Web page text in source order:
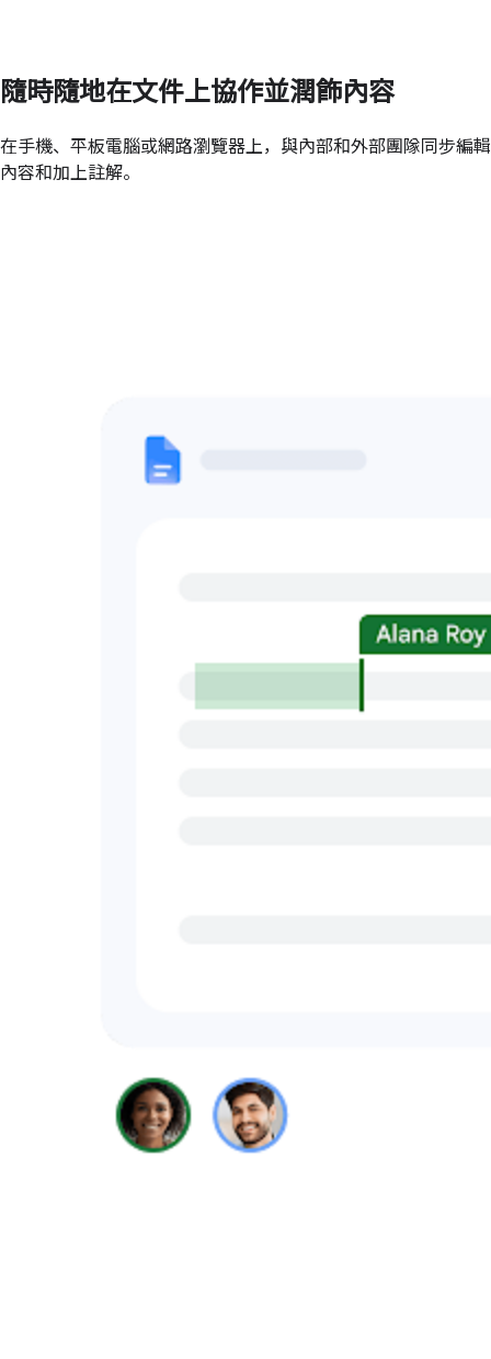
隨時隨地在文件上協作並潤飾內容
在手機、平板電腦或網路瀏覽器上，與內部和外部團隊同步編輯
內容和加上註解。